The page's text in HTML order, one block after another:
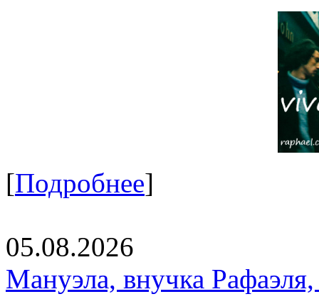
[Подробнее]
05.08.2026
Мануэла, внучка